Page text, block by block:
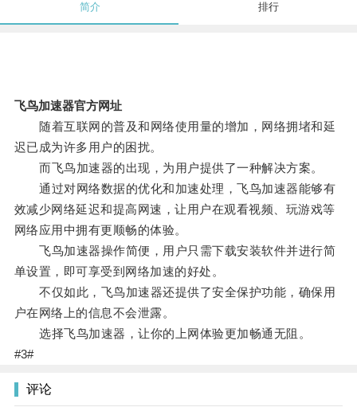
简介 排行
飞鸟加速器官方网址
随着互联网的普及和网络使用量的增加，网络拥堵和延
迟已成为许多用户的困扰。
而飞鸟加速器的出现，为用户提供了一种解决方案。
通过对网络数据的优化和加速处理，飞鸟加速器能够有
效减少网络延迟和提高网速，让用户在观看视频、玩游戏等
网络应用中拥有更顺畅的体验。
飞鸟加速器操作简便，用户只需下载安装软件并进行简
单设置，即可享受到网络加速的好处。
不仅如此，飞鸟加速器还提供了安全保护功能，确保用
户在网络上的信息不会泄露。
选择飞鸟加速器，让你的上网体验更加畅通无阻。
#3#
评论